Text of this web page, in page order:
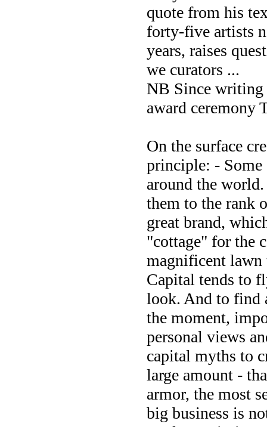
quote from his
forty-five artists
years, raises
we curators ...
NB Since writing
award ceremony
On the surface
principle: -
around the
them to the rank
great brand,
"cottage" for the
magnificent
Capital tends to
look. And to find
the moment,
personal views
capital myths to
large amount -
armor, the most
big business is